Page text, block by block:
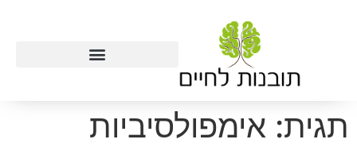
תגית: אימפולסיביות